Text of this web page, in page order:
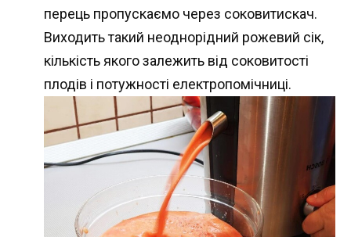
перець пропускаємо через соковитискач.
Виходить такий неоднорідний рожевий сік,
кількість якого залежить від соковитості
плодів і потужності електропомічниці.